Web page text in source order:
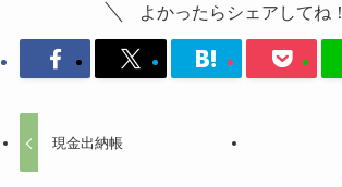
よかったらシェアしてね！
現金出納帳